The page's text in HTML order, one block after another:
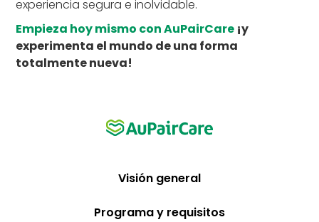
experiencia segura e inolvidable.
Empieza hoy mismo con AuPairCare ¡y
experimenta el mundo de una forma
totalmente nueva!
Visión general
Programa y requisitos